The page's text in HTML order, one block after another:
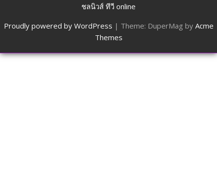
ชลนิวส์ ทีวี online
Proudly powered by WordPress | Theme: DuperMag by Acme
Themes